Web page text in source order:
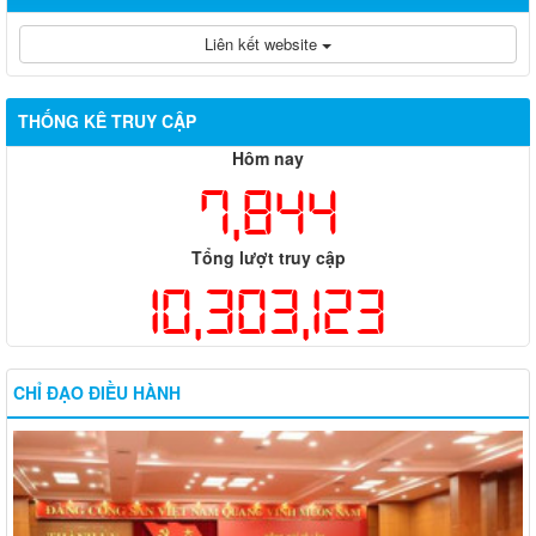
Liên kết website
THỐNG KÊ TRUY CẬP
Hôm nay
7,844
Tổng lượt truy cập
10,303,123
CHỈ ĐẠO ĐIỀU HÀNH